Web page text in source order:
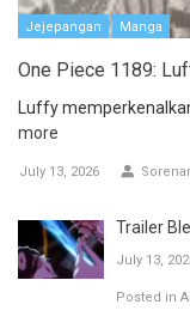
Jejepangan Manga
One Piece 1189:
Luffy
more
July 13, 2026
Trailer
July 13,
Posted in